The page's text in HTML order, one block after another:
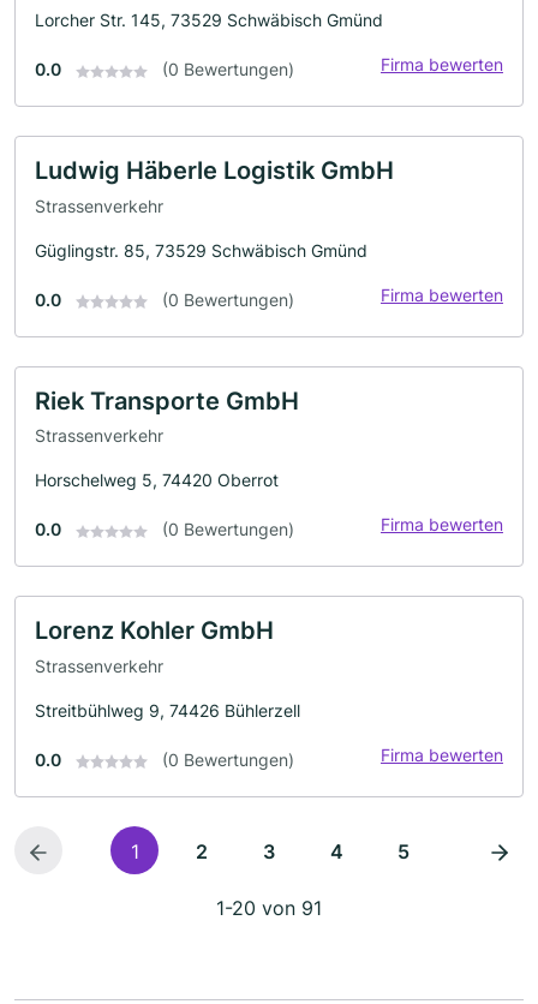
Lorcher Str. 145, 73529 Schwäbisch Gmünd
0.0 (0 Bewertungen) Firma bewerten
Ludwig Häberle Logistik GmbH
Strassenverkehr
Güglingstr. 85, 73529 Schwäbisch Gmünd
0.0 (0 Bewertungen) Firma bewerten
Riek Transporte GmbH
Strassenverkehr
Horschelweg 5, 74420 Oberrot
0.0 (0 Bewertungen) Firma bewerten
Lorenz Kohler GmbH
Strassenverkehr
Streitbühlweg 9, 74426 Bühlerzell
0.0 (0 Bewertungen) Firma bewerten
1 2 3 4 5
1-20 von 91